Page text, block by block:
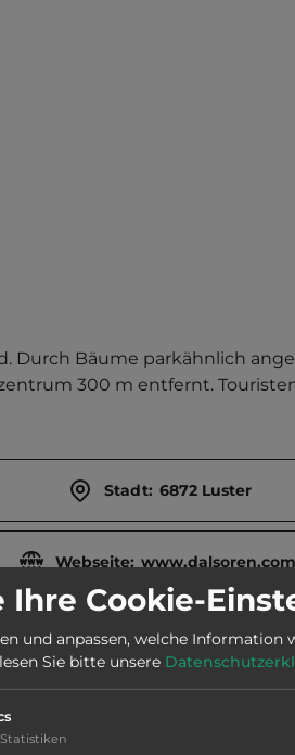
Durch Bäume parkähnlich
300 m entfernt.
Stadt: 6872 Luster
Webseite:
Telefon: 0047 5768 5436
Ihre Cookie-
und anpassen, welche Information
Sie bitte unsere